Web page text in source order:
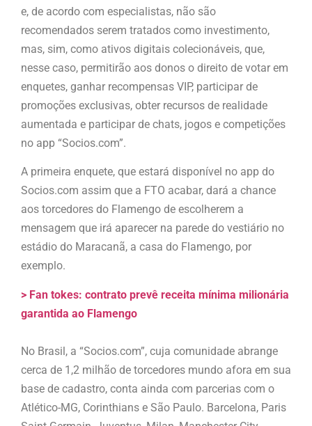
e, de acordo com especialistas, não são
recomendados serem tratados como investimento,
mas, sim, como ativos digitais colecionáveis, que,
nesse caso, permitirão aos donos o direito de votar em
enquetes, ganhar recompensas VIP, participar de
promoções exclusivas, obter recursos de realidade
aumentada e participar de chats, jogos e competições
no app “Socios.com”.
A primeira enquete, que estará disponível no app do
Socios.com assim que a FTO acabar, dará a chance
aos torcedores do Flamengo de escolherem a
mensagem que irá aparecer na parede do vestiário no
estádio do Maracanã, a casa do Flamengo, por
exemplo.
> Fan tokes: contrato prevê receita mínima milionária
garantida ao Flamengo
No Brasil, a “Socios.com”, cuja comunidade abrange
cerca de 1,2 milhão de torcedores mundo afora em sua
base de cadastro, conta ainda com parcerias com o
Atlético-MG, Corinthians e São Paulo. Barcelona, Paris